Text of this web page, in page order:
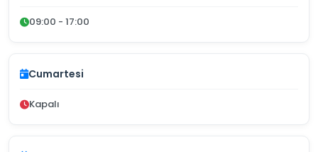
09:00 - 17:00
Cumartesi
Kapalı